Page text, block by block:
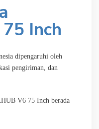
Inch
dipengaruhi oleh
pengiriman, dan
V6 75 Inch berada